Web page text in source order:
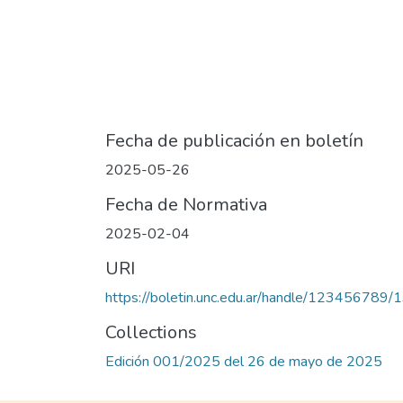
Fecha de publicación en boletín
2025-05-26
Fecha de Normativa
2025-02-04
URI
https://boletin.unc.edu.ar/handle/123456789/
Collections
Edición 001/2025 del 26 de mayo de 2025